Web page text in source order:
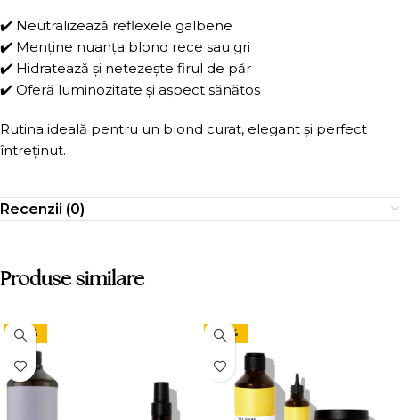
✔️ Neutralizează reflexele galbene
✔️ Menține nuanța blond rece sau gri
✔️ Hidratează și netezește firul de păr
✔️ Oferă luminozitate și aspect sănătos
Rutina ideală pentru un blond curat, elegant și perfect
întreținut.
Recenzii (0)
Produse similare
-24% -20%